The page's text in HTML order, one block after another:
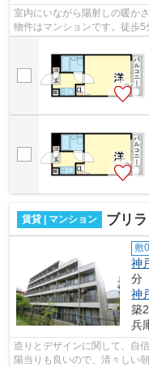
室内にいながら陽射しの暖か
物件はマンションです。徒歩5
不動産情報を、経験と知識の
賃貸 | マンション ブリ
敷0
神
分
神
築
兵
造りとデザインに関して、自
陽当りも良いので、清々しい